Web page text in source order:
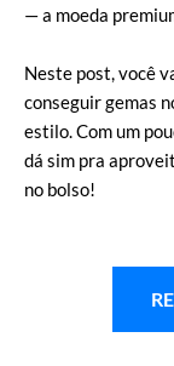
— a moeda
Neste post, você
conseguir gemas
estilo. Com um
dá sim pra
no bolso!